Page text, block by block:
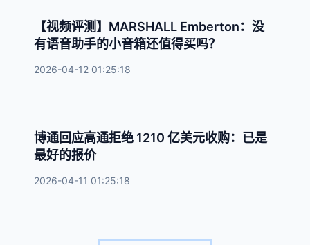
【视频评测】MARSHALL Emberton：没
有语音助手的小音箱还值得买吗？
2026-04-12 01:25:18
博通回应高通拒绝 1210 亿美元收购：已是
最好的报价
2026-04-11 01:25:18